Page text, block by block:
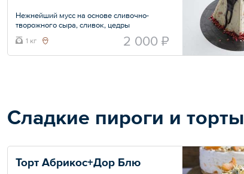
Нежнейший мусс на основе сливочно-
творожного сыра, сливок, цедры
пралине с тимьяном, орешков,
сублимированных ягод и бельгийского
Общий вес – 1 кг
1 кг 2 000 ₽
Сладкие пироги и торты
Торт Абрикос+Дор Блю